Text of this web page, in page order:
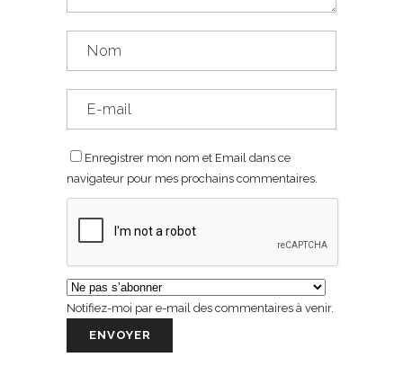
Enregistrer mon nom et Email dans ce
navigateur pour mes prochains commentaires.
Notifiez-moi par e-mail des commentaires à venir.